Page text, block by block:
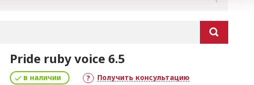
Pride ruby voice 6.5
в наличии Получить консультацию